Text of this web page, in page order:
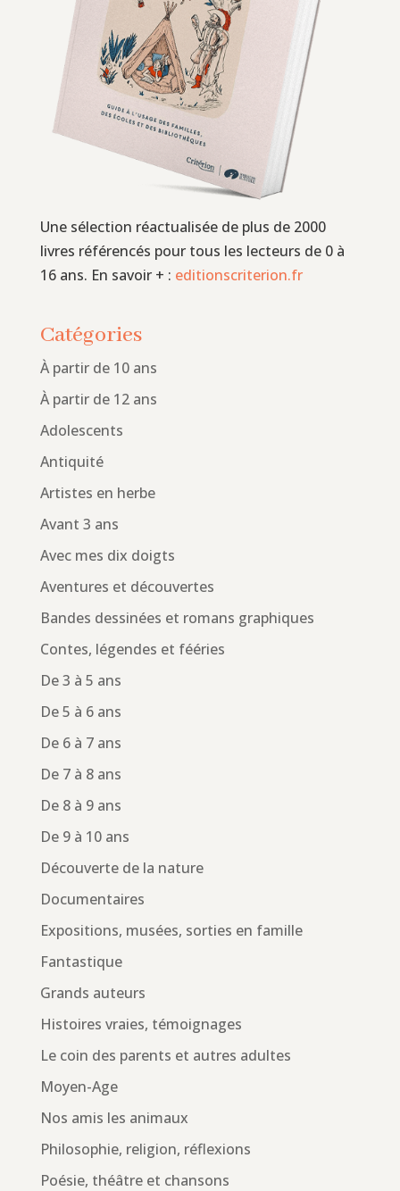
Une sélection réactualisée de plus de 2000
livres référencés pour tous les lecteurs de 0 à
16 ans. En savoir + : editionscriterion.fr
Catégories
À partir de 10 ans
À partir de 12 ans
Adolescents
Antiquité
Artistes en herbe
Avant 3 ans
Avec mes dix doigts
Aventures et découvertes
Bandes dessinées et romans graphiques
Contes, légendes et fééries
De 3 à 5 ans
De 5 à 6 ans
De 6 à 7 ans
De 7 à 8 ans
De 8 à 9 ans
De 9 à 10 ans
Découverte de la nature
Documentaires
Expositions, musées, sorties en famille
Fantastique
Grands auteurs
Histoires vraies, témoignages
Le coin des parents et autres adultes
Moyen-Age
Nos amis les animaux
Philosophie, religion, réflexions
Poésie, théâtre et chansons